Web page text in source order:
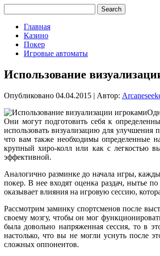
Главная
Казино
Покер
Игровые автоматы
Использование
Опубликовано 04.04.2015 | Автор:
Они могут подготовить себя к
использовать визуализацию для улучшения
что вам также необходимы определенные
крупный хиро-колл или как с легкостью
эффективной.
Аналогично разминке до начала игры,
покер. В нее входят оценка раздач, нытье
оказывает влияния на игровую сессию,
Рассмотрим заминку спортсменов после
своему мозгу, чтобы он мог
была довольно напряженная сессия, то в
настолько, что вы не могли уснуть после
сложных оппонентов.